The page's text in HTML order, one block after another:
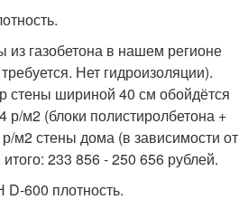
газобетона в нашем регионе
Нет гидроизоляции).
стены шириной 40 см обойдётся
р/м2 (блоки полистиролбетона +
м2 стены дома (в зависимости от
233 856 - 250 656 рублей.
600 плотность.